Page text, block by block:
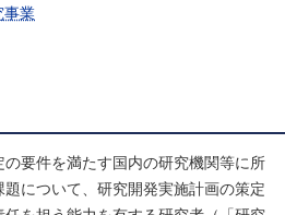
事業
要件を満たす国内の研究機関等に所
について、研究開発実施計画の策定